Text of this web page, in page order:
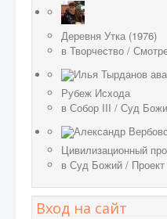
Деревня Утка (1976)
в Творчество /
Рубеж Исхода
в Собор III / Суд
Цивилизационный
в Суд Божий /
Вход на сайт